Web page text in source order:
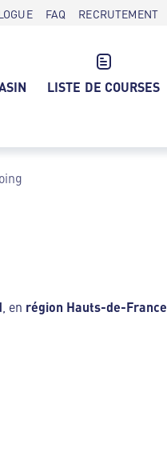
FAQ RECRUTEMENT
LISTE DE COURSES
, en région Hauts-de-France